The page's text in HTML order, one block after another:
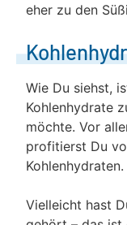
eher zu den
Wie Du siehst,
Kohlenhydrate
möchte. Vor
profitierst Du
Kohlenhydraten.
Vielleicht hast